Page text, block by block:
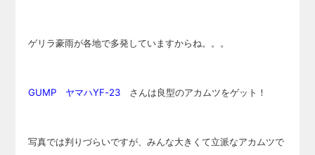
ゲリラ豪雨が各地で多発していますからね。。。
GUMP ヤマハYF-23 さんは良型のアカムツをゲット！
写真では判りづらいですが、みんな大きくて立派なアカムツで